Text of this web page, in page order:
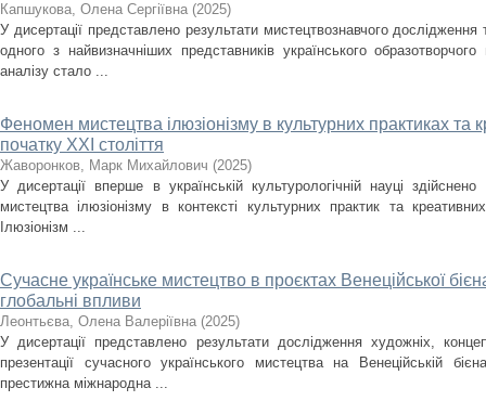
Капшукова, Олена Сергіївна (2025)
У дисертації представлено результати мистецтвознавчого
одного з найвизначніших представників українського
аналізу стало ...
Феномен мистецтва ілюзіонізму в культурних практиках та
початку ХХІ століття
Жаворонков, Марк Михайлович (2025)
У дисертації вперше в українській культурологічній науці
мистецтва ілюзіонізму в контексті культурних практик та
Ілюзіонізм ...
Сучасне українське мистецтво в проєктах Венеційської
глобальні впливи
Леонтьєва, Олена Валеріївна (2025)
У дисертації представлено результати дослідження художніх,
презентації сучасного українського мистецтва на Венеційській
престижна міжнародна ...